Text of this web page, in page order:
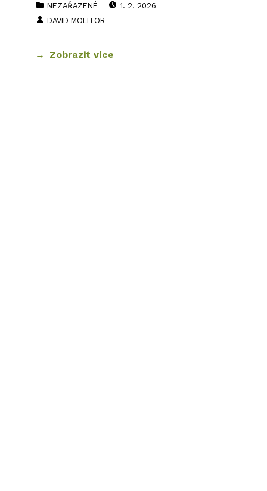
NEZAŘAZENÉ
1. 2. 2026
DAVID MOLITOR
Zobrazit více